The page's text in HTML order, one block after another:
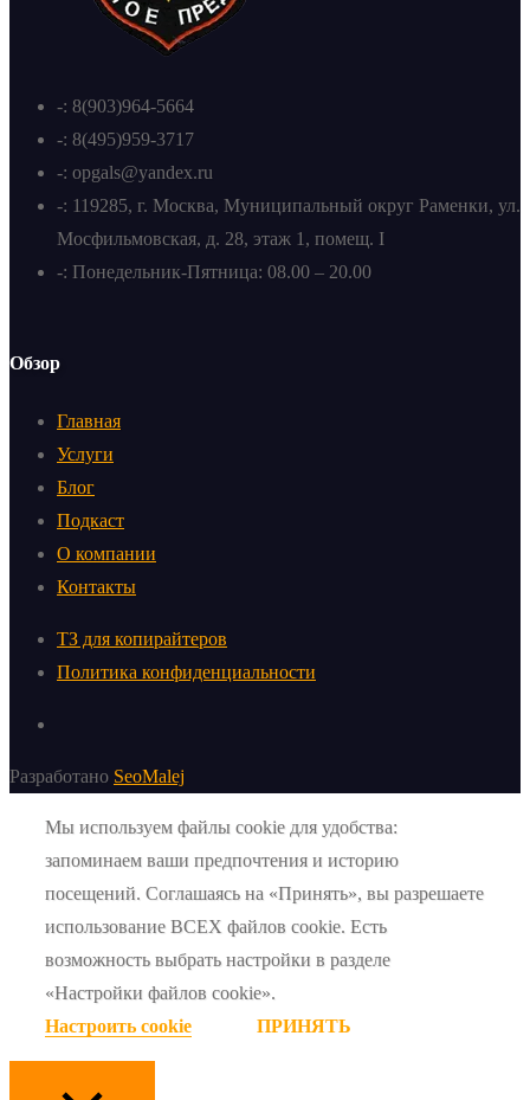
-: 8(903)964-5664
-: 8(495)959-3717
-: opgals@yandex.ru
-: 119285, г. Москва, Муниципальный округ Раменки, ул.
Мосфильмовская, д. 28, этаж 1, помещ. I
-: Понедельник-Пятница: 08.00 – 20.00
Обзор
Главная
Услуги
Блог
Подкаст
О компании
Контакты
ТЗ для копирайтеров
Политика конфиденциальности
Разработано SeoMalej
Мы используем файлы cookie для удобства:
запоминаем ваши предпочтения и историю
посещений. Соглашаясь на «Принять», вы разрешаете
использование ВСЕХ файлов cookie. Есть
возможность выбрать настройки в разделе
«Настройки файлов cookie».
Настроить cookie
ПРИНЯТЬ